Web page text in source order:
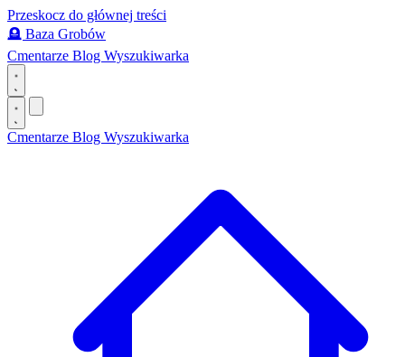
Przeskocz do głównej treści
🪦 Baza Grobów
Cmentarze Blog Wyszukiwarka
Cmentarze Blog Wyszukiwarka